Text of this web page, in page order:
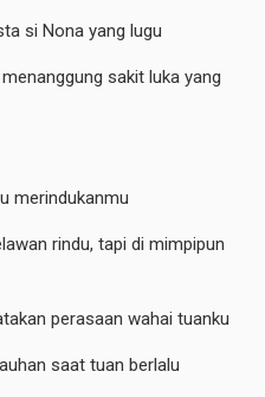
si Nona yang lugu
sakit luka yang
merindukanmu
rindu, tapi di mimpipun
perasaan wahai tuanku
saat tuan berlalu